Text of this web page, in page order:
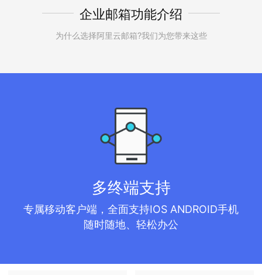
企业邮箱功能介绍
为什么选择阿里云邮箱?我们为您带来这些
多终端支持
专属移动客户端，全面支持IOS ANDROID手机
随时随地、轻松办公